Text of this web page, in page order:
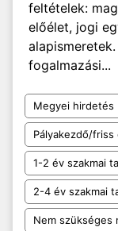
feltételek:
előélet, jogi
fogalmazási...
Megyei hirdetés
Pályakezdő/friss
1-2 év szakmai
2-4 év szakmai
Nem szükséges